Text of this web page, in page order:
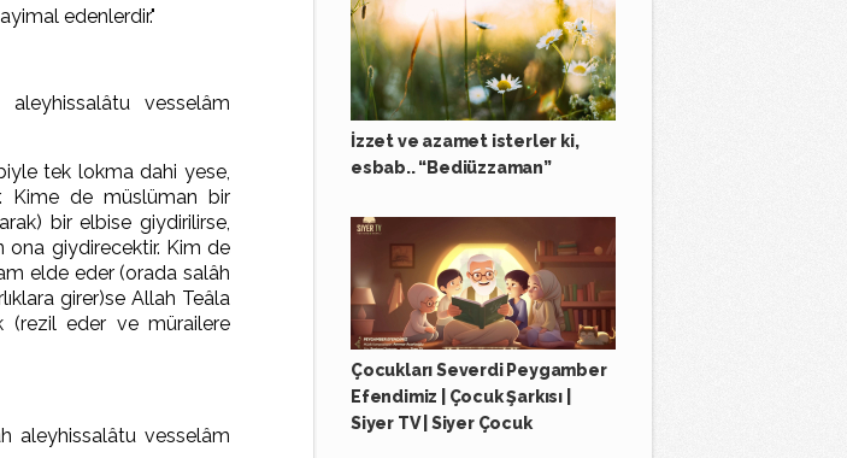
edenlerdir."
vesselâm
tek lokma dahi yese,
Kime de müslüman bir
bir elbise giydirilirse,
ona giydirecektir. Kim de
elde eder (orada salâh
girer)se Allah Teâla
(rezil eder ve mürailere
aleyhissalâtu vesselâm
İzzet ve azamet isterler ki,
esbab.. “Bediüzzaman”
Çocukları Severdi Peygamber
Efendimiz | Çocuk Şarkısı |
Siyer TV | Siyer Çocuk